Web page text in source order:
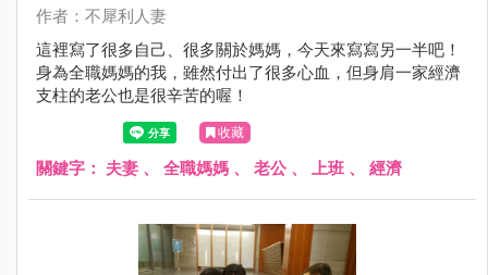
作者：不犀利人妻
這裡寫了很多自己、很多關於媽媽，今天來寫寫另一半吧！
身為全職媽媽的我，雖然付出了很多心血，但身肩一家經濟
支柱的老公也是很辛苦的喔！
收藏
關鍵字： 夫妻 、 全職媽媽 、 老公 、 上班 、 經濟